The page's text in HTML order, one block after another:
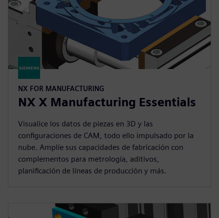
NX FOR MANUFACTURING
NX X Manufacturing Essentials
Visualice los datos de piezas en 3D y las
configuraciones de CAM, todo ello impulsado por la
nube. Amplíe sus capacidades de fabricación con
complementos para metrología, aditivos,
planificación de líneas de producción y más.